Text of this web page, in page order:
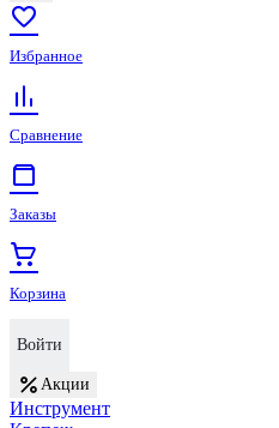
Избранное
Сравнение
Заказы
Корзина
Войти
Акции
Инструмент